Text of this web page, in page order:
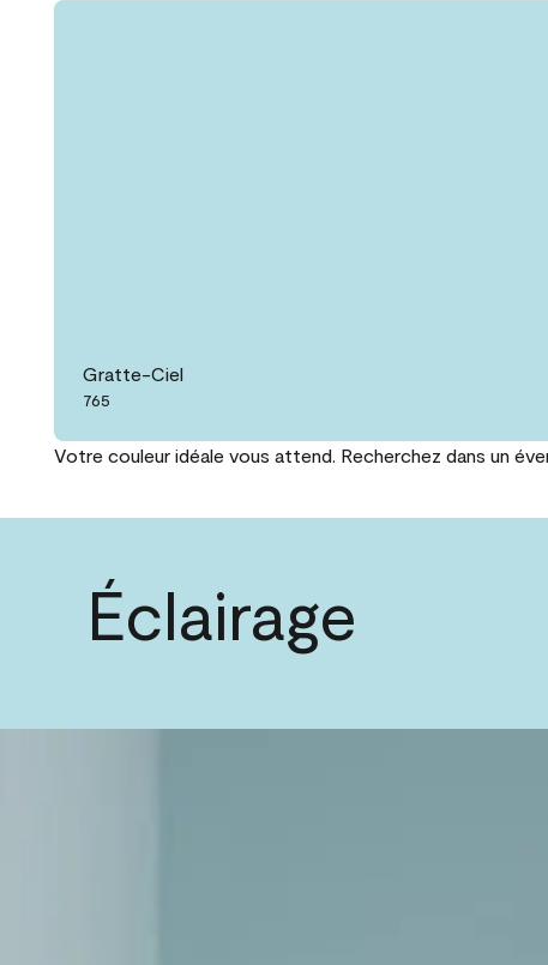
Gratte-Ciel
765
Votre couleur idéale vous attend. Recherchez dans un
Éclairage